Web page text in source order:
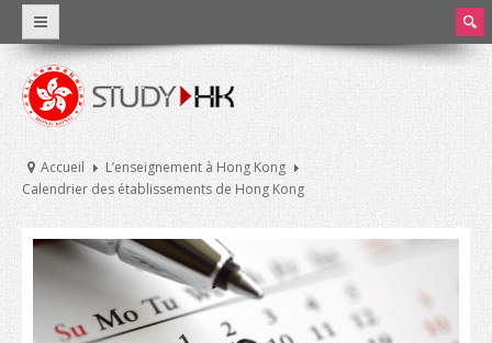
Pourquoi Hong Kong?
L’enseignement à Hong Kong
Système éducatif de Hong Kong
Frais de scolarité et dépenses courantes
earc
h
Accueil
L’enseignement à Hong Kong
Calendrier des établissements de Hong Kong